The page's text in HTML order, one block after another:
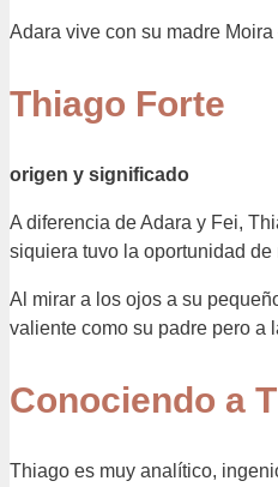
Adara vive con su madre
Thiago Forte
origen y significado
A diferencia de Adara y Fei,
siquiera tuvo la oportunidad
Al mirar a los ojos a su
valiente como su padre pero a
Conociendo a
Thiago es muy analítico,